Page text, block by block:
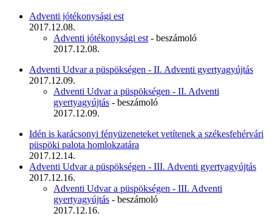
Adventi jótékonysági est
2017.12.08.
Adventi jótékonysági est - beszámoló
2017.12.08.
Adventi Udvar a püspökségen - II. Adventi gyertyagyújtás
2017.12.09.
Adventi Udvar a püspökségen - II. Adventi
gyertyagyújtás - beszámoló
2017.12.09.
Idén is karácsonyi fényüzeneteket vetítenek a székesfehérvári
püspöki palota homlokzatára
2017.12.14.
Adventi Udvar a püspökségen - III. Adventi gyertyagyújtás
2017.12.16.
Adventi Udvar a püspökségen - III. Adventi
gyertyagyújtás - beszámoló
2017.12.16.